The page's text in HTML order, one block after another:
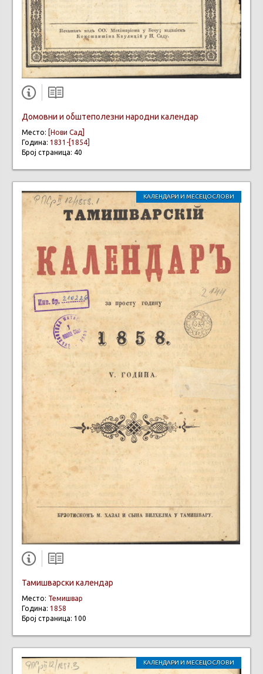
Домовни и обштеполезни народни календар
Место: [Нови Сад]
Година: 1831-[1854]
Број страница: 40
КАЛЕНДАРИ И МЕСЕЦОСЛОВИ
Тамишварски календар
Место: Темишвар
Година: 1858
Број страница: 100
КАЛЕНДАРИ И МЕСЕЦОСЛОВИ